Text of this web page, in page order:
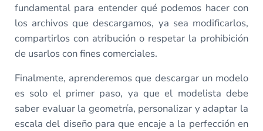
fundamental para entender qué podemos hacer con
los archivos que descargamos, ya sea modificarlos,
compartirlos con atribución o respetar la prohibición
de usarlos con fines comerciales.
Finalmente, aprenderemos que descargar un modelo
es solo el primer paso, ya que el modelista debe
saber evaluar la geometría, personalizar y adaptar la
escala del diseño para que encaje a la perfección en